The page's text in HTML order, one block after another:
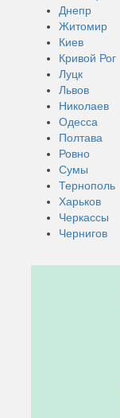
Днепр
Житомир
Киев
Кривой Рог
Луцк
Львов
Николаев
Одесса
Полтава
Ровно
Сумы
Тернополь
Харьков
Черкассы
Чернигов